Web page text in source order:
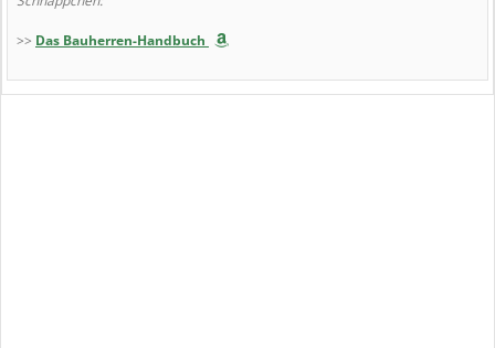
>> Das Bauherren-Handbuch